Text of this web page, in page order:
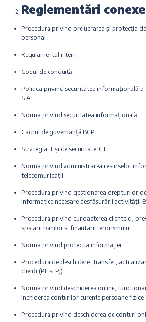
Reglementări conexe
Procedura privind prelucrarea și protecţia
personal
Regulamentul intern
Codul de conduită
Politica privind securitatea informațională a
S.A.
Norma privind securitatea informațională
Cadrul de guvernanță BCP
Strategia IT și de securitate ICT
Norma privind administrarea resurselor
telecomunicaţii
Procedura privind gestionarea drepturilor
informatice necesare desfășurării activității
Procedura privind cunoasterea clientelei,
spalarii banilor si finantarii terorismului
Norma privind protectia informației
Procedura de deschidere, transfer,
clienți (PF si PJ)
Norma privind deschiderea online,
inchiderea conturilor curente persoane fizice
Procedura privind deschiderea de conturi